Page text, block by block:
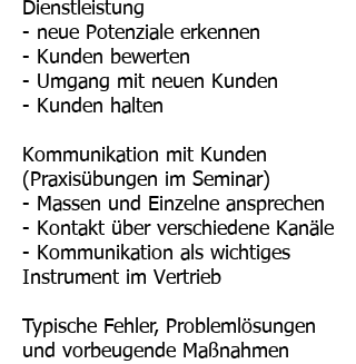
Dienstleistung
- neue Potenziale erkennen
- Kunden bewerten
- Umgang mit neuen Kunden
- Kunden halten
Kommunikation mit Kunden
(Praxisübungen im Seminar)
- Massen und Einzelne ansprechen
- Kontakt über verschiedene Kanäle
- Kommunikation als wichtiges
Instrument im Vertrieb
Typische Fehler, Problemlösungen
und vorbeugende Maßnahmen